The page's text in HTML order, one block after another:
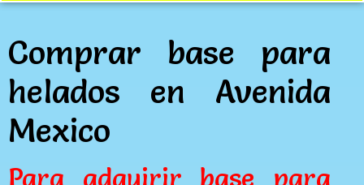
Comprar base para
helados en Avenida
Mexico
Para adquirir base para